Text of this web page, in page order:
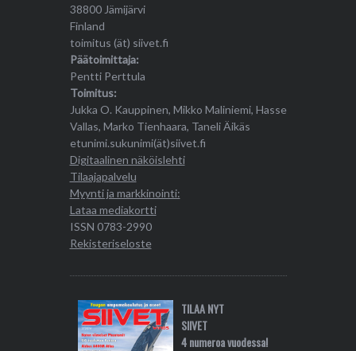
38800 Jämijärvi
Finland
toimitus (ät) siivet.fi
Päätoimittaja:
Pentti Perttula
Toimitus:
Jukka O. Kauppinen, Mikko Maliniemi, Hasse
Vallas, Marko Tienhaara, Taneli Äikäs
etunimi.sukunimi(ät)siivet.fi
Digitaalinen näköislehti
Tilaajapalvelu
Myynti ja markkinointi:
Lataa mediakortti
ISSN 0783-2990
Rekisteriseloste
TILAA NYT
SIIVET
4 numeroa vuodessa!